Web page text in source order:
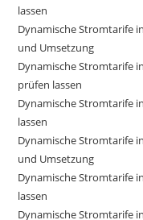
lassen
Dynamische Stromtarife
und Umsetzung
Dynamische Stromtarife
prüfen lassen
Dynamische Stromtarife
lassen
Dynamische Stromtarife
und Umsetzung
Dynamische Stromtarife
lassen
Dynamische Stromtarife